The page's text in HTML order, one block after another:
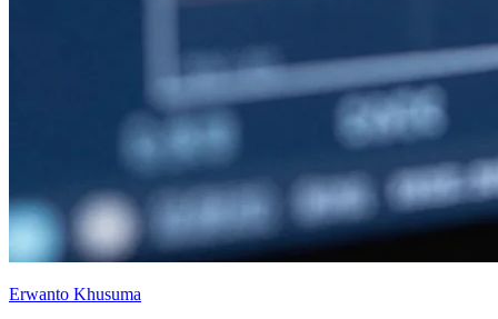
Erwanto Khusuma